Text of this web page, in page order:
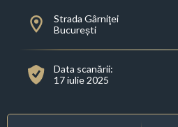
Strada Gârniţei
București
Data scanării:
17 iulie 2025